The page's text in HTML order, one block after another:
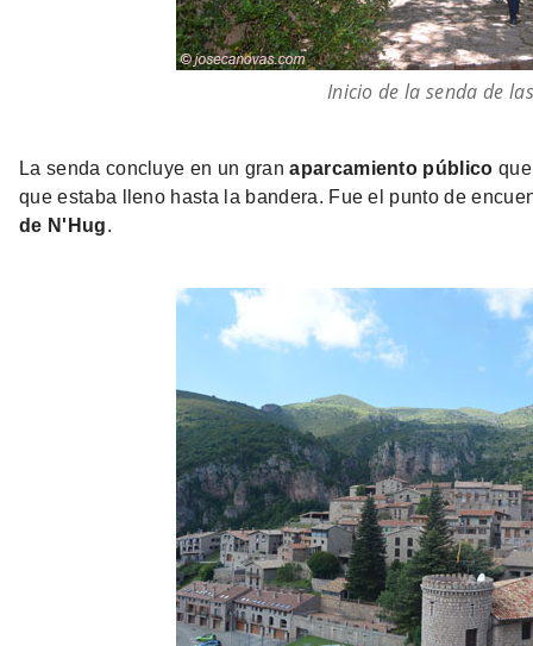
Inicio de la senda de
La senda concluye en un granaparcamiento público
que estaba lleno hasta la bandera. Fue el punto de
de N'Hug.